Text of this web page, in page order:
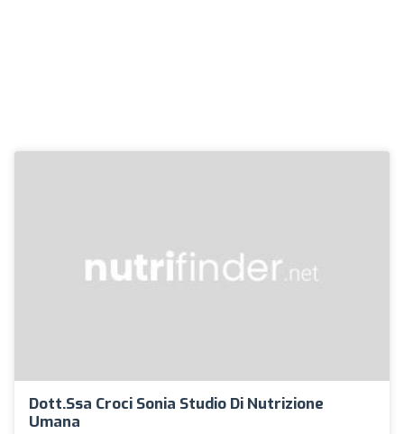
Dott.ssa Croci Sonia Studio Di Nutrizione
Umana